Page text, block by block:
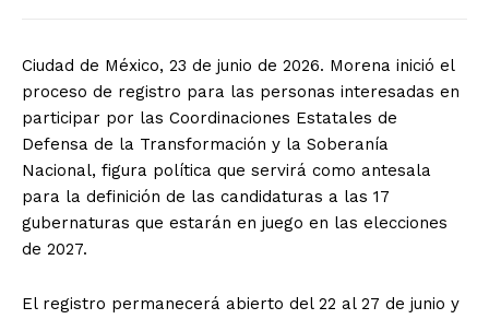
Ciudad de México, 23 de junio de 2026. Morena inició el
proceso de registro para las personas interesadas en
participar por las Coordinaciones Estatales de
Defensa de la Transformación y la Soberanía
Nacional, figura política que servirá como antesala
para la definición de las candidaturas a las 17
gubernaturas que estarán en juego en las elecciones
de 2027.
El registro permanecerá abierto del 22 al 27 de junio y